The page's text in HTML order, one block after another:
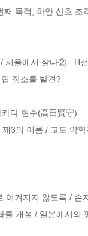
목적, 하얀 산호 조
울에서 살다② - H
장소를 발견?
다 현수(高田賢守)’
3의 이름 / 교토 약
여겨지지 않도록 /
를 개설 / 일본에서의